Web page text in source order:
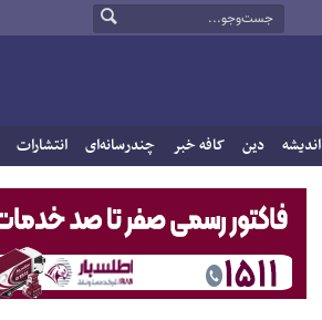
اندیشه دین کافه خبر چندرسانه‌ای انتشارات